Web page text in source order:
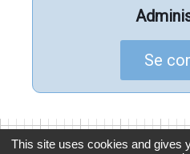
Se
This site uses cookies and gives